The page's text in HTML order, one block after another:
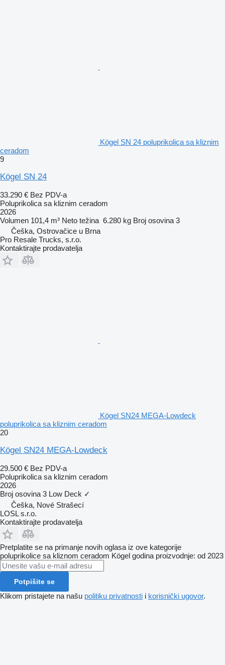
Kögel SN 24 poluprikolica sa kliznim
ceradom
9
Kögel SN 24
33.290 € Bez PDV-a
Poluprikolica sa kliznim ceradom
2026
Volumen 101,4 m³ Neto težina 6.280 kg Broj osovina 3
Češka, Ostrovačice u Brna
Pro Resale Trucks, s.r.o.
Kontaktirajte prodavatelja
Kögel SN24 MEGA-Lowdeck
poluprikolica sa kliznim ceradom
20
Kögel SN24 MEGA-Lowdeck
29.500 € Bez PDV-a
Poluprikolica sa kliznim ceradom
2026
Broj osovina 3 Low Deck ✓
Češka, Nové Strašecí
LOSL s.r.o.
Kontaktirajte prodavatelja
Pretplatite se na primanje novih oglasa iz ove kategorije
poluprikolice sa kliznom ceradom Kögel godina proizvodnje: od 2023
Potpišite se
Klikom pristajete na našu politiku privatnosti i korisnički ugovor.